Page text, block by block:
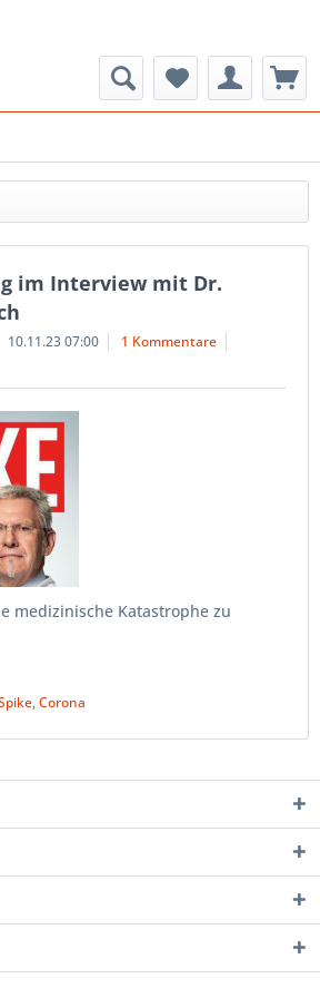
im Interview mit Dr.
10.11.23 07:00 1 Kommentare
medizinische Katastrophe zu
,Corona